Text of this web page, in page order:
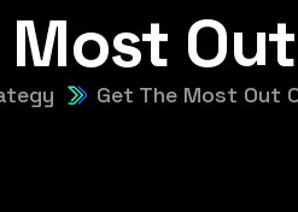
Most
Get The Most Out